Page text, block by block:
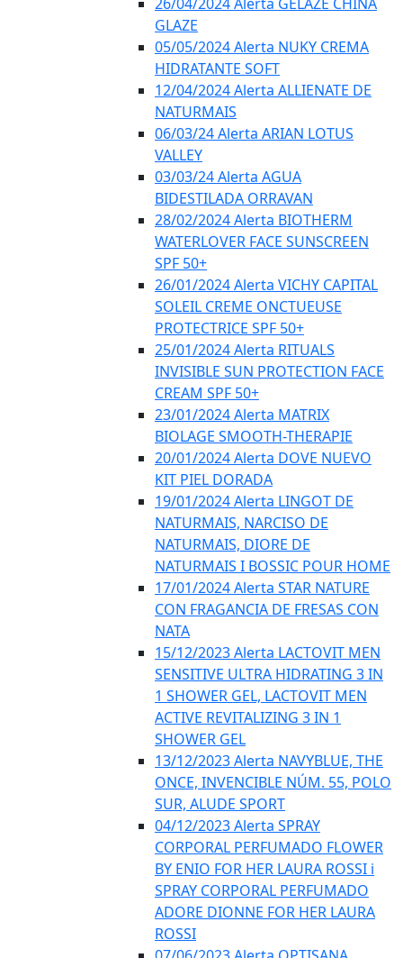
GLAZE
05/05/2024 Alerta NUKY CREMA
HIDRATANTE SOFT
12/04/2024 Alerta ALLIENATE DE
NATURMAIS
06/03/24 Alerta ARIAN LOTUS
VALLEY
03/03/24 Alerta AGUA
BIDESTILADA ORRAVAN
28/02/2024 Alerta BIOTHERM
WATERLOVER FACE SUNSCREEN
SPF 50+
26/01/2024 Alerta VICHY CAPITAL
SOLEIL CREME ONCTUEUSE
PROTECTRICE SPF 50+
25/01/2024 Alerta RITUALS
INVISIBLE SUN PROTECTION FACE
CREAM SPF 50+
23/01/2024 Alerta MATRIX
BIOLAGE SMOOTH-THERAPIE
20/01/2024 Alerta DOVE NUEVO
KIT PIEL DORADA
19/01/2024 Alerta LINGOT DE
NATURMAIS, NARCISO DE
NATURMAIS, DIORE DE
NATURMAIS I BOSSIC POUR HOME
17/01/2024 Alerta STAR NATURE
CON FRAGANCIA DE FRESAS CON
NATA
15/12/2023 Alerta LACTOVIT MEN
SENSITIVE ULTRA HIDRATING 3 IN
1 SHOWER GEL, LACTOVIT MEN
ACTIVE REVITALIZING 3 IN 1
SHOWER GEL
13/12/2023 Alerta NAVYBLUE, THE
ONCE, INVENCIBLE NÚM. 55, POLO
SUR, ALUDE SPORT
04/12/2023 Alerta SPRAY
CORPORAL PERFUMADO FLOWER
BY ENIO FOR HER LAURA ROSSI i
SPRAY CORPORAL PERFUMADO
ADORE DIONNE FOR HER LAURA
ROSSI